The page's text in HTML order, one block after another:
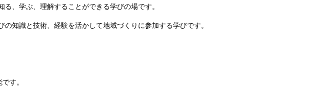
、学ぶ、理解することができる学びの場です。
知識と技術、経験を活かして地域づくりに参加する学びです。
す。